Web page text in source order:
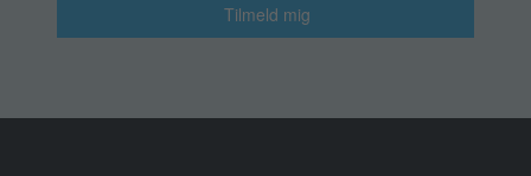
Tilmeld mig